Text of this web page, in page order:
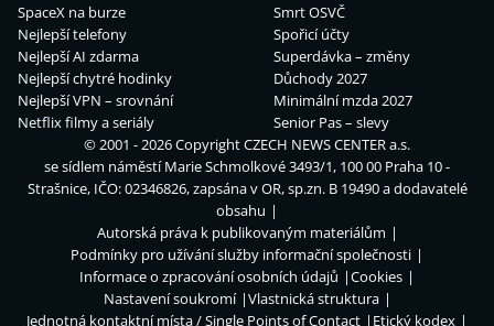
SpaceX na burze
Nejlepší telefony
Nejlepší AI zdarma
Nejlepší chytré hodinky
Nejlepší VPN – srovnání
Netflix filmy a seriály
Smrt OSVČ
Spořicí účty
Superdávka – změny
Důchody 2027
Minimální mzda 2027
Senior Pas – slevy
© 2001 - 2026 CopyrightCZECH NEWS CENTER a.s.
se sídlem náměstí Marie Schmolkové 3493/1, 100 00 Praha 10 -
Strašnice, IČO: 02346826, zapsána v OR, sp.zn. B 19490 a dodavatelé
obsahu
Autorská práva k publikovaným materiálům
Podmínky pro užívání služby informační společnosti
Informace o zpracování osobních údajů
Cookies
Nastavení soukromí
Vlastnická struktura
Jednotná kontaktní místa / Single Points of Contact
Etický kodex